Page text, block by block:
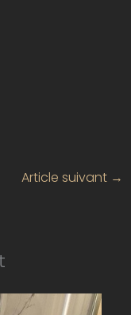
renov-innova
Article suivant →